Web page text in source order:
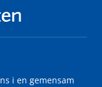
i en gemensam